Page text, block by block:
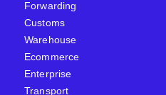
Forwarding
Customs
Warehouse
Ecommerce
Enterprise
Transport